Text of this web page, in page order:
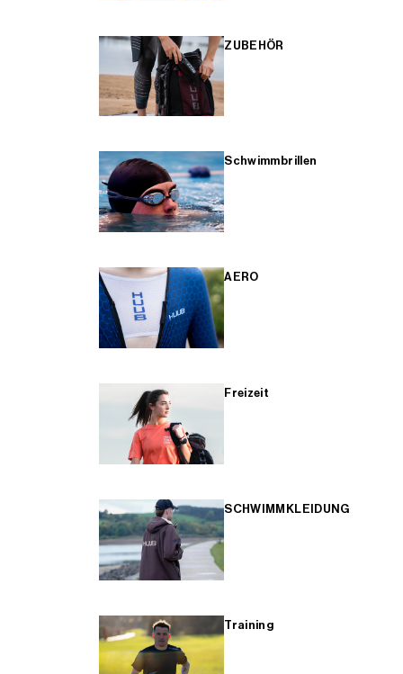
ZUBEHÖR
Schwimmbrillen
AERO
Freizeit
SCHWIMMKLEIDUNG
Training